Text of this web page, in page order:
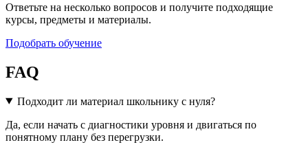
Ответьте на несколько вопросов и получите подходящие
курсы, предметы и материалы.
Подобрать обучение
FAQ
Подходит ли материал школьнику с нуля?
Да, если начать с диагностики уровня и двигаться по
понятному плану без перегрузки.